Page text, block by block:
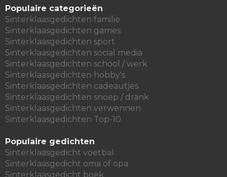
Populaire categorieën
Sinterklaasgedichten familie
Sinterklaasgedichten games
Sinterklaasgedichten sport
Sinterklaasgedichten social media
Sinterklaasgedichten school / werk
Sinterklaasgedichten hobby's
Sinterklaasgedichten cadeautjes
Sinterklaasgedichten snoep / drank
Sinterklaasgedichten verwennen
Sinterklaasgedichten Top-10
Populaire gedichten
Sinterklaasgedicht voetbal
Sinterklaasgedicht oma of opa
Sinterklaasgedicht boek